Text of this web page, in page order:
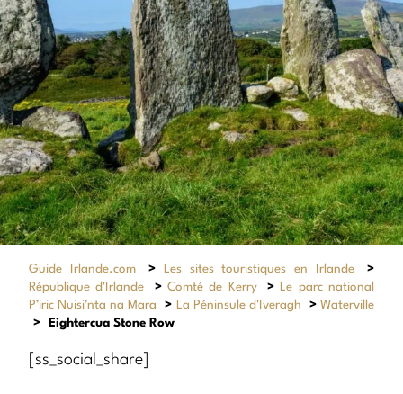
Guide Irlande.com > Les sites touristiques en Irlande
>
République d'Irlande
>Comté de Kerry > Le parc national
P’iric Nuisi’nta na Mara
> La Péninsule d'Iveragh >Waterville
>
Eightercua Stone Row
[ss_social_share]